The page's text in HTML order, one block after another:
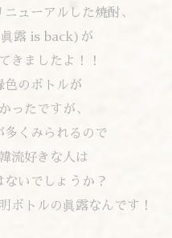
ューアルした焼酎、
露 is back)が
きましたよ！！
色のボトルが
ったですが、
多くみられるので
流好きな人は
いでしょうか？
ボトルの眞露なんです！